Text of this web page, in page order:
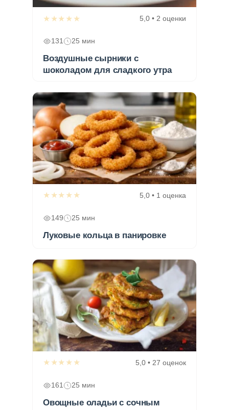
★★★★★ 5,0 • 2 оценки
131 25 мин
Воздушные сырники с
шоколадом для сладкого утра
★★★★★ 5,0 • 1 оценка
149 25 мин
Луковые кольца в панировке
★★★★★ 5,0 • 27 оценок
161 25 мин
Овощные оладьи с сочным